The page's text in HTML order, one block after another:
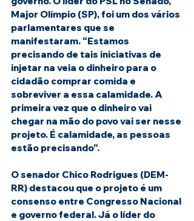
Major Olímpio (SP), foi um dos vários
parlamentares que se
manifestaram. “Estamos
precisando de tais iniciativas de
injetar na veia o dinheiro para o
cidadão comprar comida e
sobreviver a essa calamidade. A
primeira vez que o dinheiro vai
chegar na mão do povo vai ser nesse
projeto. É calamidade, as pessoas
estão precisando”.
O senador Chico Rodrigues (DEM-
RR) destacou que o projeto é um
consenso entre Congresso Nacional
e governo federal. Já o líder do